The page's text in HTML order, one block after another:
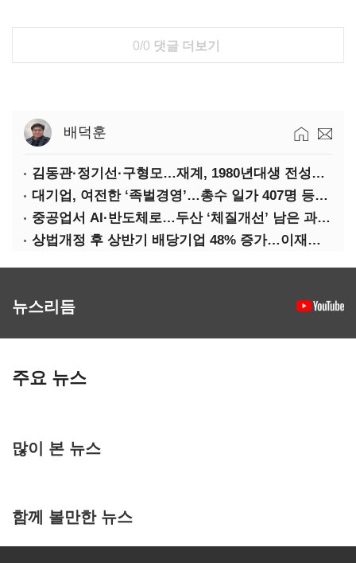
0/0 댓글 더보기
배덕훈
김동관·정기선·구형모…재계, 1980년대생 전성시대
대기업, 여전한 ‘족벌경영’…총수 일가 407명 등기임원
중공업서 AI·반도체로…두산 ‘체질개선’ 남은 과제는
상법개정 후 상반기 배당기업 48% 증가…이재용 배당액 728억 1위
뉴스리듬
주요 뉴스
많이 본 뉴스
함께 볼만한 뉴스